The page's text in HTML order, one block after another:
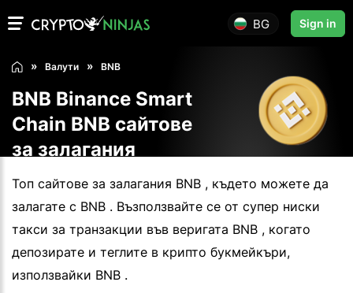
BG Sign in
Валути BNB
BNB Binance Smart
Chain BNB сайтове
за залагания
Топ сайтове за залагания BNB , където можете да
залагате с BNB . Възползвайте се от супер ниски
такси за транзакции във веригата BNB , когато
депозирате и теглите в крипто букмейкъри,
използвайки BNB .